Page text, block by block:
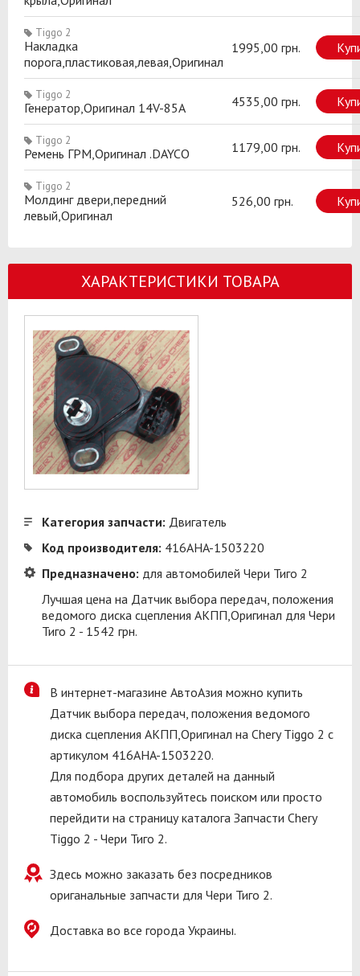
Tiggo 2
Накладка
порога,пластиковая,левая,Оригинал
1995,00 грн.
Tiggo 2
Генератор,Оригинал 14V-85A 4535,00 грн.
Tiggo 2
Ремень ГРМ,Оригинал .DAYCO 1179,00 грн.
Tiggo 2
Молдинг двери,передний
левый,Оригинал
526,00 грн.
ХАРАКТЕРИСТИКИ ТОВАРА
Категория запчасти: Двигатель
Код производителя: 416AHA-1503220
Предназначено: для автомобилей Чери Тиго 2
Лучшая цена на Датчик выбора передач, положения
ведомого диска сцепления АКПП,Оригинал для Чери
Тиго 2 - 1542 грн.
В интернет-магазине АвтоАзия можно купить
Датчик выбора передач, положения ведомого
диска сцепления АКПП,Оригинал на Chery Tiggo 2 с
артикулом 416AHA-1503220.
Для подбора других деталей на данный
автомобиль воспользуйтесь поиском или просто
перейдити на страницу каталога Запчасти Chery
Tiggo 2 - Чери Тиго 2.
Здесь можно заказать без посредников
ориганальные запчасти для Чери Тиго 2.
Доставка во все города Украины.